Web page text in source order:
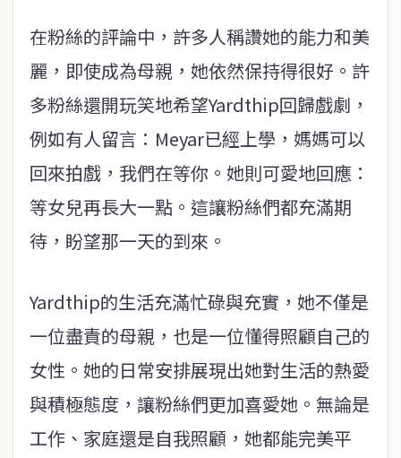
在粉絲的評論中，許多人稱讚她的能力和美
麗，即使成為母親，她依然保持得很好。許
多粉絲還開玩笑地希望Yardthip回歸戲劇，
例如有人留言：Meyar已經上學，媽媽可以
回來拍戲，我們在等你。她則可愛地回應：
等女兒再長大一點。這讓粉絲們都充滿期
待，盼望那一天的到來。
Yardthip的生活充滿忙碌與充實，她不僅是
一位盡責的母親，也是一位懂得照顧自己的
女性。她的日常安排展現出她對生活的熱愛
與積極態度，讓粉絲們更加喜愛她。無論是
工作、家庭還是自我照顧，她都能完美平